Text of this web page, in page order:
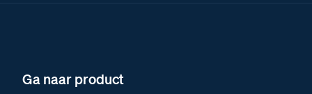
Ga naar product